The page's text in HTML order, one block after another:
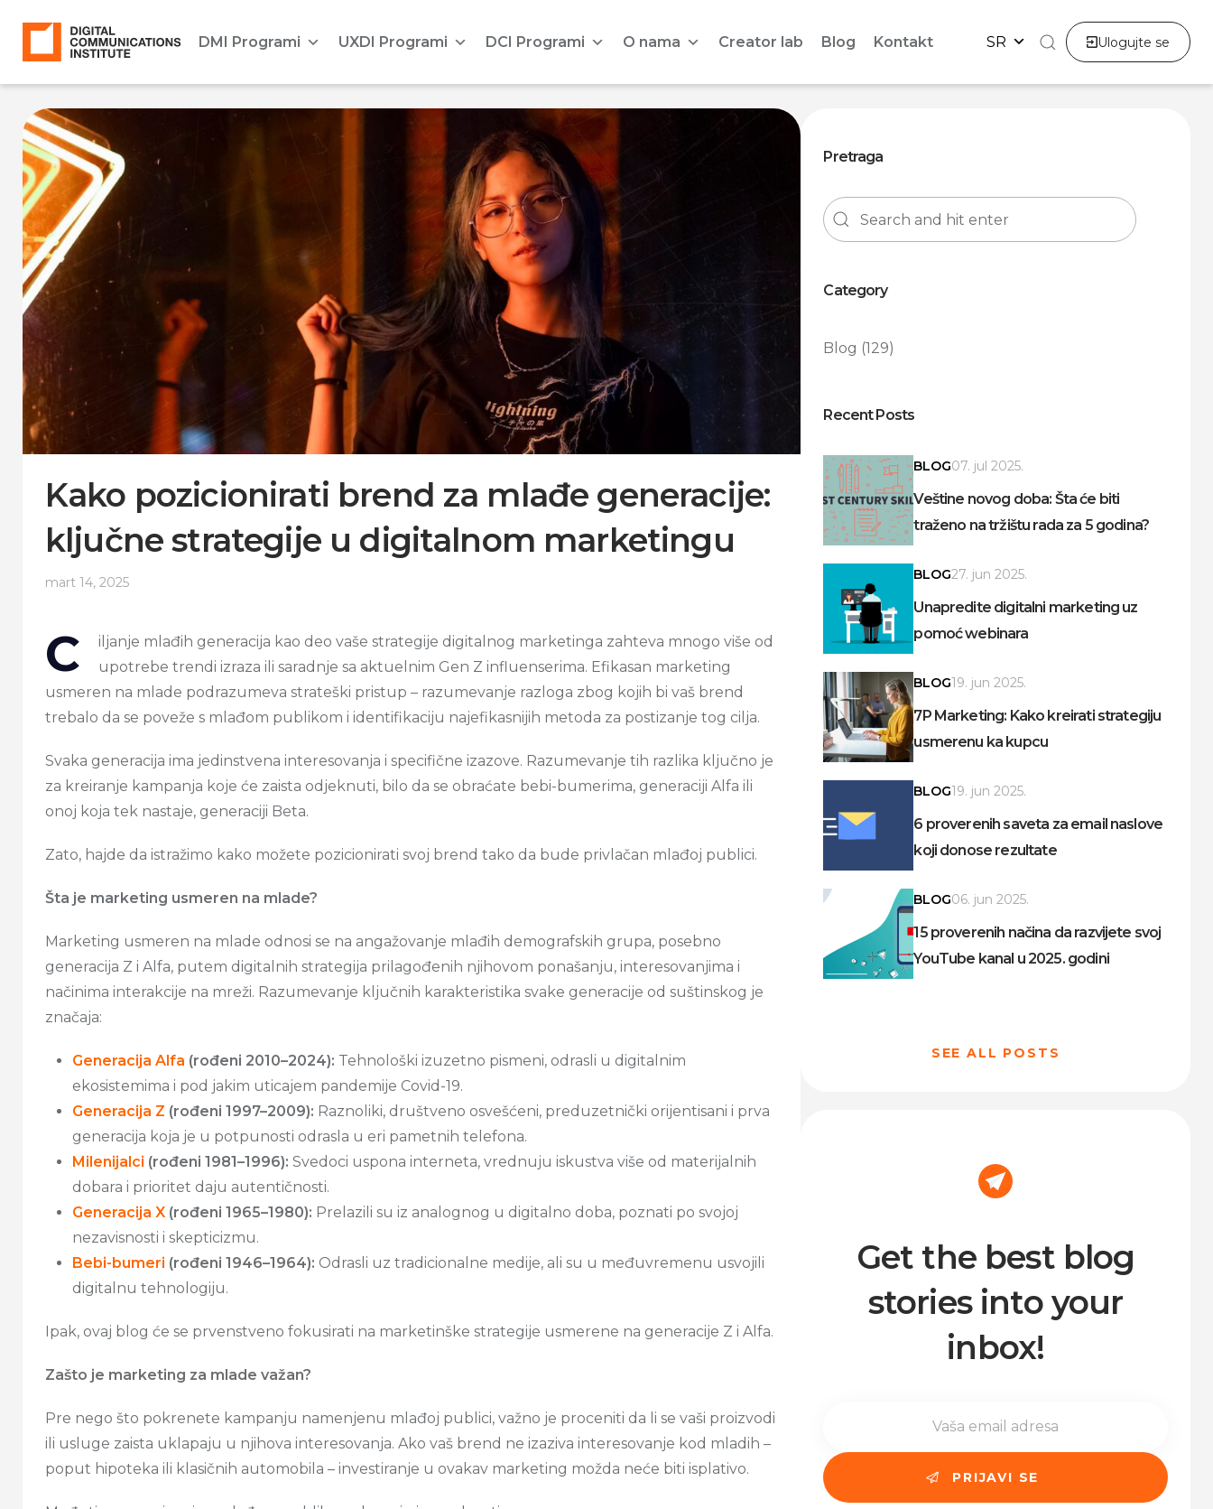
DMI Programi UXDI Programi DCI Programi O nama Creator lab Blog Kontakt SR Ulogujte se
Kako pozicionirati brend za mlađe generacije:
ključne strategije u digitalnom marketingu
mart 14, 2025
C
iljanje mlađih generacija kao deo vaše strategije digitalnog marketinga zahteva mnogo više od
upotrebe trendi izraza ili saradnje sa aktuelnim Gen Z influenserima. Efikasan marketing
usmeren na mlade podrazumeva strateški pristup – razumevanje razloga zbog kojih bi vaš brend
trebalo da se poveže s mlađom publikom i identifikaciju najefikasnijih metoda za postizanje tog cilja.
Svaka generacija ima jedinstvena interesovanja i specifične izazove. Razumevanje tih razlika ključno je
za kreiranje kampanja koje će zaista odjeknuti, bilo da se obraćate bebi-bumerima, generaciji Alfa ili
onoj koja tek nastaje, generaciji Beta.
Zato, hajde da istražimo kako možete pozicionirati svoj brend tako da bude privlačan mlađoj publici.
Šta je marketing usmeren na mlade?
Marketing usmeren na mlade odnosi se na angažovanje mlađih demografskih grupa, posebno
generacija Z i Alfa, putem digitalnih strategija prilagođenih njihovom ponašanju, interesovanjima i
načinima interakcije na mreži. Razumevanje ključnih karakteristika svake generacije od suštinskog je
značaja:
Generacija Alfa (rođeni 2010–2024): Tehnološki izuzetno pismeni, odrasli u digitalnim
ekosistemima i pod jakim uticajem pandemije Covid-19.
Generacija Z (rođeni 1997–2009): Raznoliki, društveno osvešćeni, preduzetnički orijentisani i prva
generacija koja je u potpunosti odrasla u eri pametnih telefona.
Milenijalci (rođeni 1981–1996): Svedoci uspona interneta, vrednuju iskustva više od materijalnih
dobara i prioritet daju autentičnosti.
Generacija X (rođeni 1965–1980): Prelazili su iz analognog u digitalno doba, poznati po svojoj
nezavisnosti i skepticizmu.
Bebi-bumeri (rođeni 1946–1964): Odrasli uz tradicionalne medije, ali su u međuvremenu usvojili
digitalnu tehnologiju.
Ipak, ovaj blog će se prvenstveno fokusirati na marketinške strategije usmerene na generacije Z i Alfa.
Zašto je marketing za mlade važan?
Pre nego što pokrenete kampanju namenjenu mlađoj publici, važno je proceniti da li se vaši proizvodi
ili usluge zaista uklapaju u njihova interesovanja. Ako vaš brend ne izaziva interesovanje kod mladih –
poput hipoteka ili klasičnih automobila – investiranje u ovakav marketing možda neće biti isplativo.
Pretraga
Category
Blog (129)
Recent Posts
BLOG07. jul 2025.
Veštine novog doba: Šta će biti
traženo na tržištu rada za 5 godina?
BLOG27. jun 2025.
Unapredite digitalni marketing uz
pomoć webinara
BLOG19. jun 2025.
7P Marketing: Kako kreirati strategiju
usmerenu ka kupcu
BLOG19. jun 2025.
6 proverenih saveta za email naslove
koji donose rezultate
BLOG06. jun 2025.
15 proverenih načina da razvijete svoj
YouTube kanal u 2025. godini
SEE ALL POSTS
Get the best blog
stories into your
inbox!